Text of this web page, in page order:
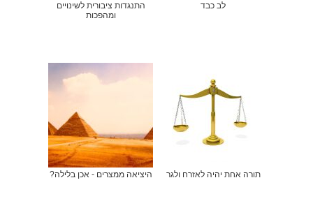
לב כבד
התנגדות ציבורית לשינויים
ומהפכות
תורה אחת יהיה לאזרח ולגר היציאה ממצרים - אכן בלילה?